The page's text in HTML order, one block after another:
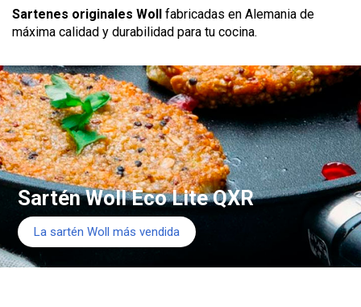
Sartenes originales Woll fabricadas en Alemania de
máxima calidad y durabilidad para tu cocina.
Sartén Woll Eco Lite QXR
La sartén Woll más vendida